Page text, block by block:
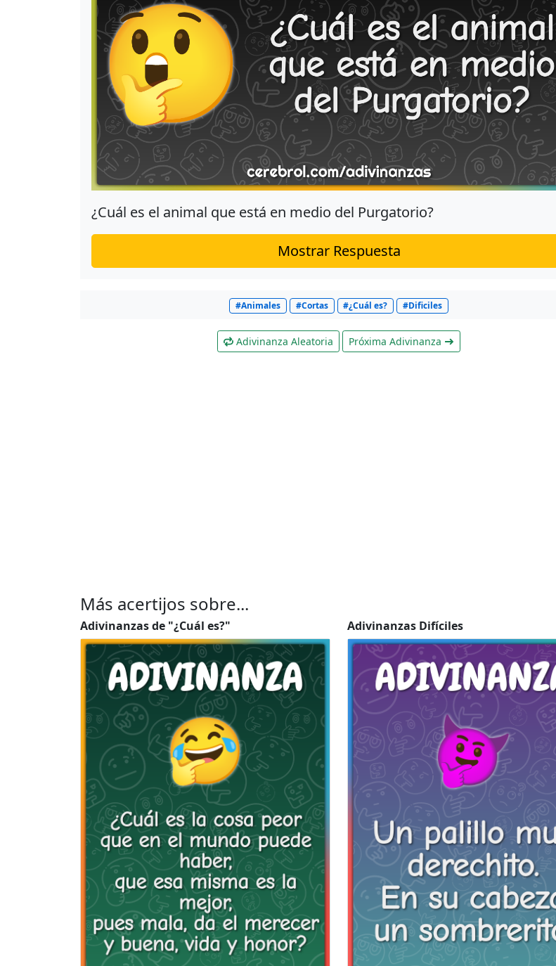
¿Cuál es el animal que está en medio del Purgatorio?
Mostrar Respuesta
#Animales #Cortas #¿Cuál es? #Dificiles
Adivinanza Aleatoria Próxima Adivinanza
Más acertijos sobre...
Adivinanzas de "¿Cuál es?" Adivinanzas Difíciles